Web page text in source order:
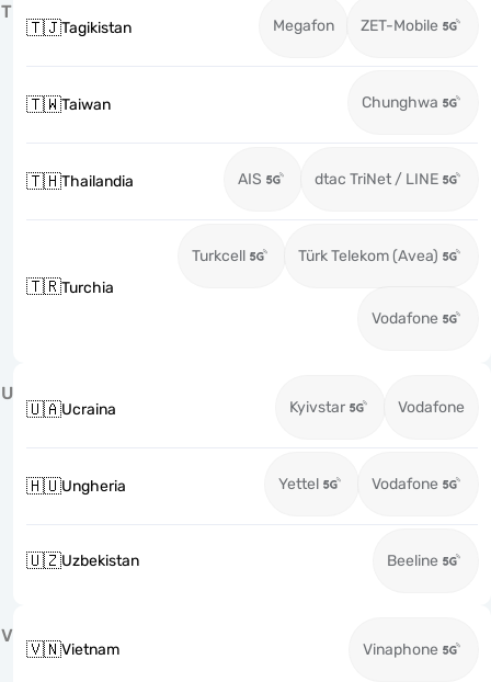
T
🇹🇯Tagikistan Megafon ZET-Mobile
🇹🇼Taiwan Chunghwa
🇹🇭Thailandia AIS dtac TriNet / LINE
🇹🇷Turchia
Turkcell Türk Telekom (Avea)
Vodafone
U
🇺🇦Ucraina Kyivstar Vodafone
🇭🇺Ungheria Yettel Vodafone
🇺🇿Uzbekistan Beeline
V
🇻🇳Vietnam Vinaphone